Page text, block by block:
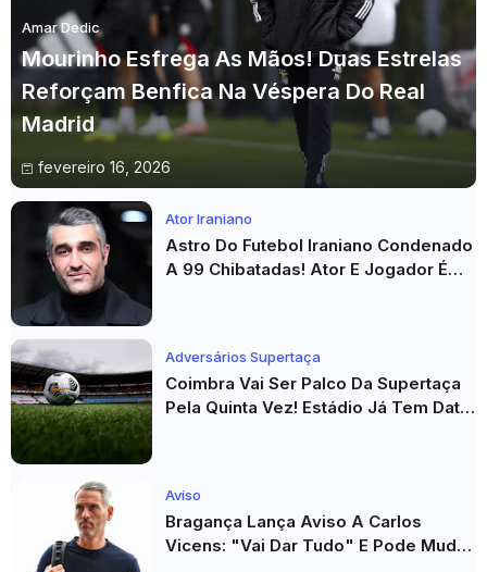
Amar Dedic
Mourinho Esfrega As Mãos! Duas Estrelas
Reforçam Benfica Na Véspera Do Real
Madrid
fevereiro 16, 2026
Ator Iraniano
Astro Do Futebol Iraniano Condenado
A 99 Chibatadas! Ator E Jogador É
Adversários Supertaça
Coimbra Vai Ser Palco Da Supertaça
Pela Quinta Vez! Estádio Já Tem Data
Aviso
Bragança Lança Aviso A Carlos
Vicens: "Vai Dar Tudo" E Pode Mudar